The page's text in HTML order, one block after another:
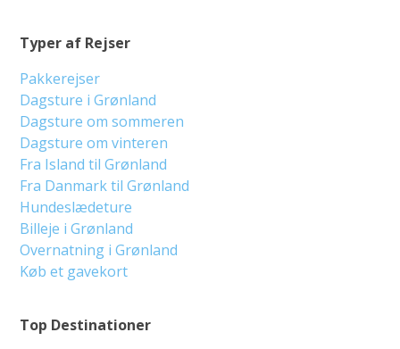
Top Destinationer
Typer af Rejser
Pakkerejser
Dagsture i Grønland
Dagsture om sommeren
Dagsture om vinteren
Fra Island til Grønland
Fra Danmark til Grønland
Hundeslædeture
Billeje i Grønland
Overnatning i Grønland
Køb et gavekort